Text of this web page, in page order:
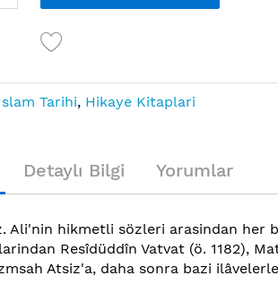
Tarihi, Hikaye Kitaplari
Ali'nin hikmetli sözleri arasindan her
Resîdüddîn Vatvat (ö. 1182),
Atsiz'a, daha sonra bazi
Detaylı Bilgi Yorumlar